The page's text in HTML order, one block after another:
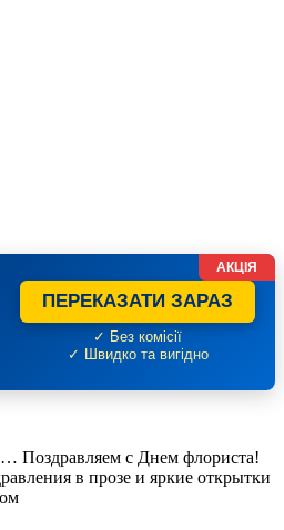
ПЕРЕКАЗАТИ ЗАРАЗ
✓ Без комісії
✓ Швидко та вигідно
АКЦІЯ
Поздравляем с Днем флориста!
в прозе и яркие открытки